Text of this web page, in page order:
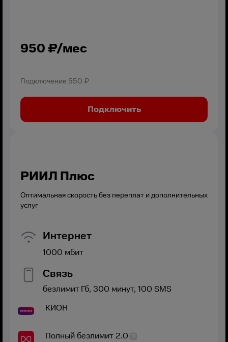
950 ₽/мес
Подключение 550 ₽
Подключить
РИИЛ Плюс
Оптимальная скорость без переплат и дополнительных
услуг
Интернет
1000 мбит
Связь
безлимитГб, 300 минут, 100 SMS
КИОН
Полный безлимит 2.0